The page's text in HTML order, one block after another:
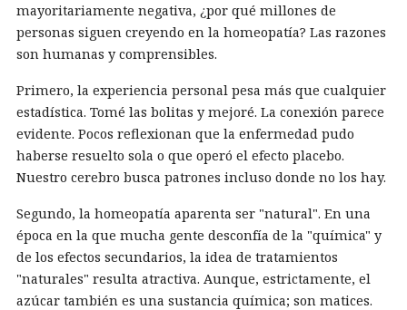
mayoritariamente negativa, ¿por qué millones de
personas siguen creyendo en la homeopatía? Las razones
son humanas y comprensibles.
Primero, la experiencia personal pesa más que cualquier
estadística. Tomé las bolitas y mejoré. La conexión parece
evidente. Pocos reflexionan que la enfermedad pudo
haberse resuelto sola o que operó el efecto placebo.
Nuestro cerebro busca patrones incluso donde no los hay.
Segundo, la homeopatía aparenta ser "natural". En una
época en la que mucha gente desconfía de la "química" y
de los efectos secundarios, la idea de tratamientos
"naturales" resulta atractiva. Aunque, estrictamente, el
azúcar también es una sustancia química; son matices.